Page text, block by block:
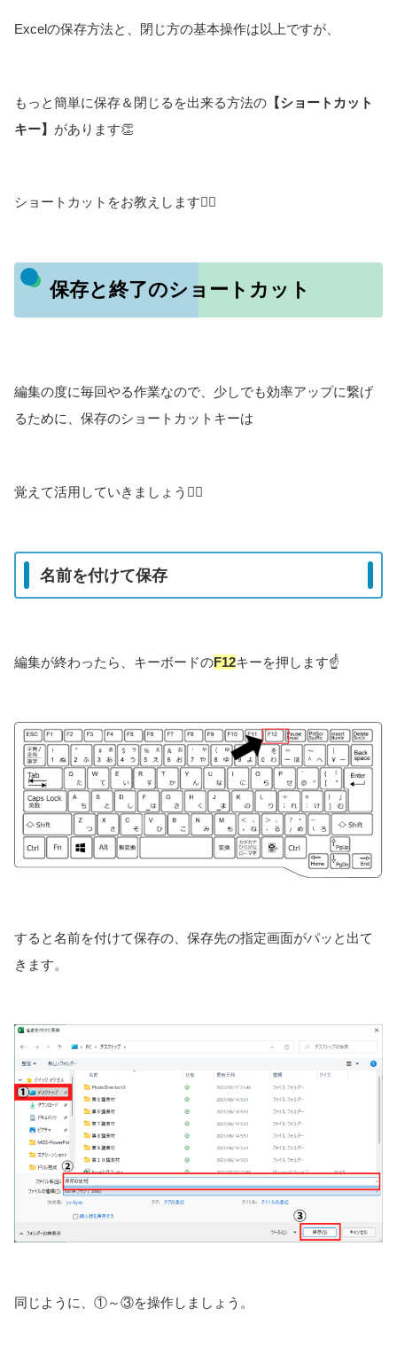
Excelの保存方法と、閉じ方の基本操作は以上ですが、
もっと簡単に保存＆閉じるを出来る方法の 【ショートカット
キー】 があります👏
ショートカットをお教えします🙆‍♀️
保存と終了のショートカット
編集の度に毎回やる作業なので、少しでも効率アップに繋げ
るために、保存のショートカットキーは
覚えて活用していきましょう🙆‍♀️
名前を付けて保存
編集が終わったら、キーボードのF12キーを押します☝
すると名前を付けて保存の、保存先の指定画面がパッと出て
きます。
同じように、①～③を操作しましょう。